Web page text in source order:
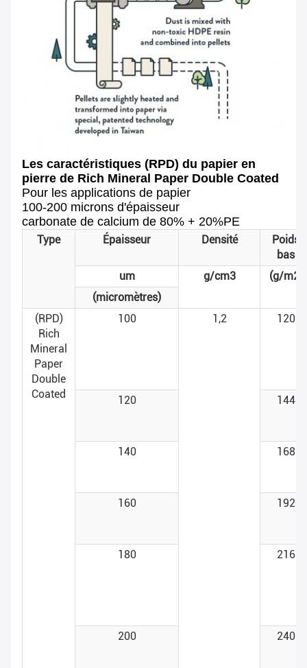
Les caractéristiques (RPD) du papier en
pierre de Rich Mineral Paper Double Coated
Pour les applications de papier
100-200 microns d'épaisseur
carbonate de calcium de 80% + 20%PE
Type Épaisseur Densité
Poids
bas
um
g/cm3
(g/m2)
(micromètres)
(RPD)
Rich
Mineral
Paper
Double
Coated
100 1,2 120
120 144
140 168
160 192
180 216
200 240